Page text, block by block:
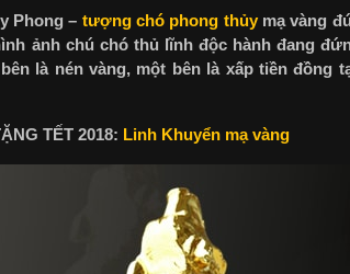
Phong – tượng chó phong thủymạ vàng
ảnh chú chó thủ lĩnh độc hành đang
là nén vàng, một bên là xấp tiền đồng
TẾT 2018: Linh Khuyển mạ vàng